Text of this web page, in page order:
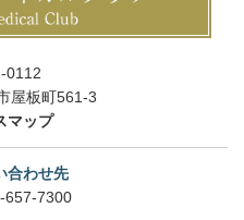
0112
屋板町561-3
マップ
合わせ先
657-7300